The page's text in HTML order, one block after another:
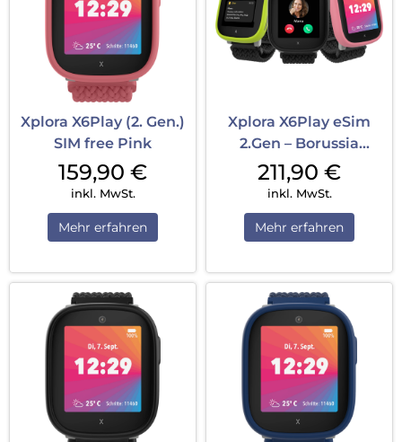
Xplora X6Play (2. Gen.)
SIM free Pink
159,90 €
inkl. MwSt.
Mehr erfahren
Xplora X6Play eSim
2.Gen – Borussia
Dortmund...
211,90 €
inkl. MwSt.
Mehr erfahren